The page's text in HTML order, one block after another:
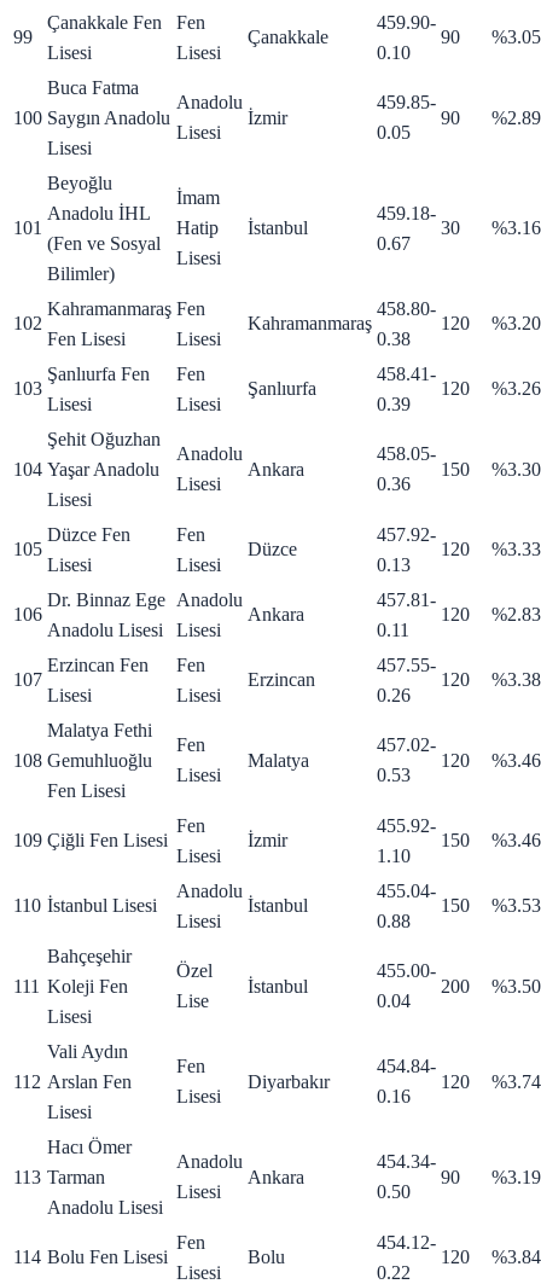
99
Çanakkale Fen
Lisesi
Fen
Lisesi
Çanakkale
459.90-
0.10
90 %3.05
100
Buca Fatma
Saygın Anadolu
Lisesi
Anadolu
Lisesi
İzmir
459.85-
0.05
90 %2.89
101
Beyoğlu
Anadolu İHL
(Fen ve Sosyal
Bilimler)
İmam
Hatip
Lisesi
İstanbul
459.18-
0.67
30 %3.16
102
Kahramanmaraş
Fen Lisesi
Fen
Lisesi
Kahramanmaraş
458.80-
0.38
120 %3.20
103
Şanlıurfa Fen
Lisesi
Fen
Lisesi
Şanlıurfa
458.41-
0.39
120 %3.26
104
Şehit Oğuzhan
Yaşar Anadolu
Lisesi
Anadolu
Lisesi
Ankara
458.05-
0.36
150 %3.30
105
Düzce Fen
Lisesi
Fen
Lisesi
Düzce
457.92-
0.13
120 %3.33
106
Dr. Binnaz Ege
Anadolu Lisesi
Anadolu
Lisesi
Ankara
457.81-
0.11
120 %2.83
107
Erzincan Fen
Lisesi
Fen
Lisesi
Erzincan
457.55-
0.26
120 %3.38
108
Malatya Fethi
Gemuhluoğlu
Fen Lisesi
Fen
Lisesi
Malatya
457.02-
0.53
120 %3.46
109 Çiğli Fen Lisesi
Fen
Lisesi
İzmir
455.92-
1.10
150 %3.46
110 İstanbul Lisesi
Anadolu
Lisesi
İstanbul
455.04-
0.88
150 %3.53
111
Bahçeşehir
Koleji Fen
Lisesi
Özel
Lise
İstanbul
455.00-
0.04
200 %3.50
112
Vali Aydın
Arslan Fen
Lisesi
Fen
Lisesi
Diyarbakır
454.84-
0.16
120 %3.74
113
Hacı Ömer
Tarman
Anadolu Lisesi
Anadolu
Lisesi
Ankara
454.34-
0.50
90 %3.19
114 Bolu Fen Lisesi
Fen
Lisesi
Bolu
454.12-
0.22
120 %3.84